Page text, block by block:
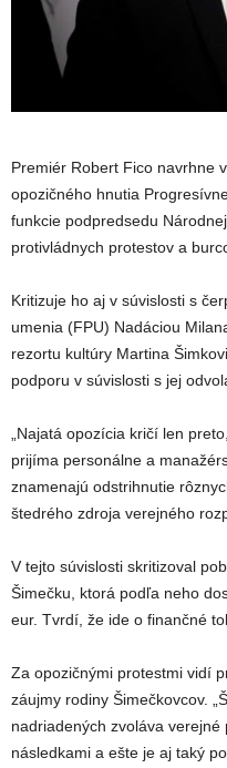
Premiér Robert Fico navrhne
opozičného hnutia
funkcie podpredsedu
protivládnych protestov a
Kritizuje ho aj v súvislosti s
umenia (FPU) Nadáciou
rezortu kultúry Martina
podporu v súvislosti s jej
„Najatá opozícia kričí len
prijíma personálne a
znamenajú odstrihnutie
štedrého zdroja verejného
V tejto súvislosti skritizoval
Šimečku, ktorá podľa neho
eur. Tvrdí, že ide o finančné
Za opozičnými protestmi vidí
záujmy rodiny Šimečkovcov.
nadriadených zvoláva
následkami a ešte je aj taký